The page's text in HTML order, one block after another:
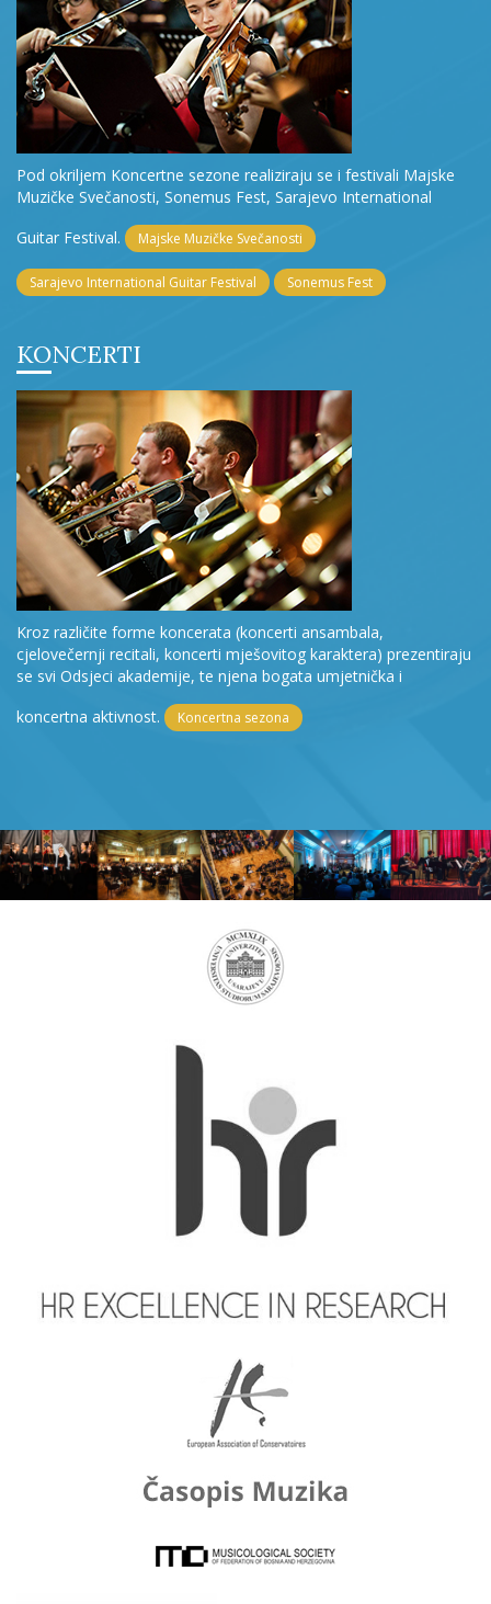
Pod okriljem Koncertne sezone realiziraju se i festivali Majske
Muzičke Svečanosti, Sonemus Fest, Sarajevo International
Guitar Festival.
Majske Muzičke Svečanosti
Sarajevo International Guitar Festival Sonemus Fest
KONCERTI
Kroz različite forme koncerata (koncerti ansambala,
cjelovečernji recitali, koncerti mješovitog karaktera) prezentiraju
se svi Odsjeci akademije, te njena bogata umjetnička i
koncertna aktivnost.
Koncertna sezona